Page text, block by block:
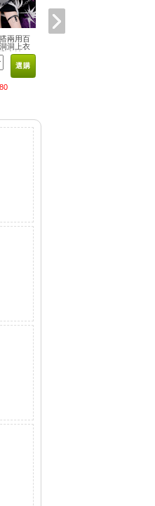
兩用百
洞上衣
中性
選購